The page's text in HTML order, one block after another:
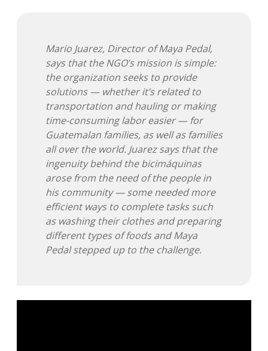
Mario Juarez, Director of Maya Pedal,
says that the NGO’s mission is simple:
the organization seeks to provide
solutions — whether it’s related to
transportation and hauling or making
time-consuming labor easier — for
Guatemalan families, as well as families
all over the world. Juarez says that the
ingenuity behind the bicimáquinas
arose from the need of the people in
his community — some needed more
efficient ways to complete tasks such
as washing their clothes and preparing
different types of foods and Maya
Pedal stepped up to the challenge.